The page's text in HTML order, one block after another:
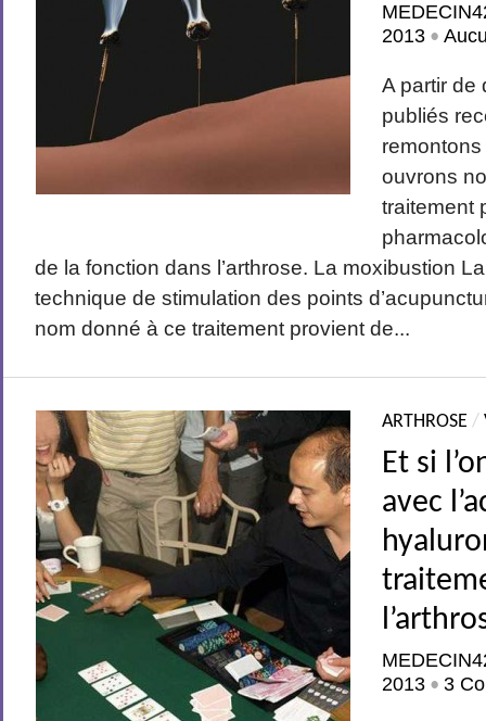
2013 •
A partir de
publiés
ouvrons
traitement
de la fonction dans l’arthrose. La moxibustion
technique de stimulation des points
nom donné à ce traitement provient de...
ARTHROSE /
Et si
avec
2013 •3